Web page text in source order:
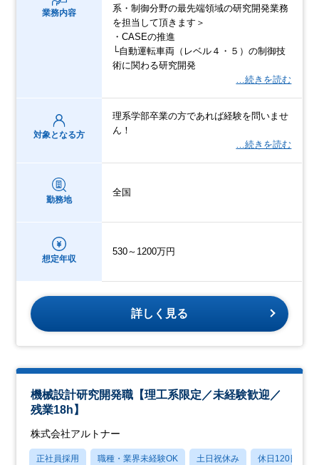
業務内容
系・制御分野の最先端領域の研究開発業務
を担当して頂きます＞
・CASEの推進
└自動運転車両（レベル４・５）の制御技
術に関わる研究開発
…続きを読む
対象となる方
理系学部卒業の方であれば経験を問いませ
ん！
…続きを読む
勤務地
全国
想定年収
530～1200万円
詳しく見る
機械設計研究開発職【理工系限定／未経験歓迎／
残業18h】
株式会社アルトナー
正社員採用 職種・業界未経験OK 土日祝休み 休日120日以上